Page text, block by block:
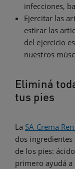
infecciones,
Ejercitar las
estirar las
del ejercicio
nuestros
Eliminá
tus pies
La SA Crema
dos
de los pies:
primero ayudá